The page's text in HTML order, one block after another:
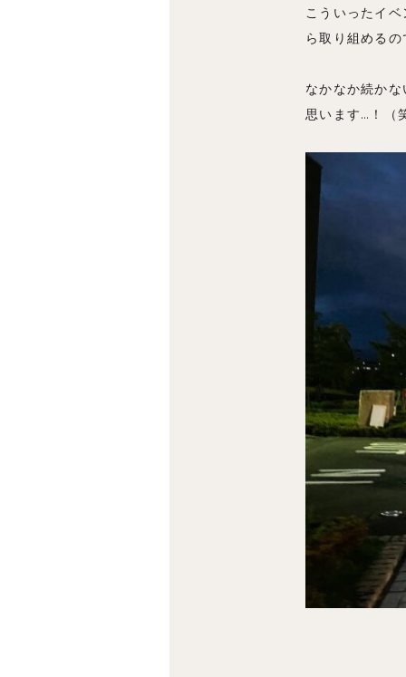
こういったイ
ら取り組める
なかなか続か
思います…！（